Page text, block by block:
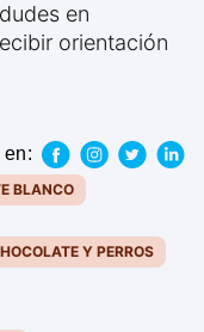
en
orientación
en:
BLANCO
Y PERROS